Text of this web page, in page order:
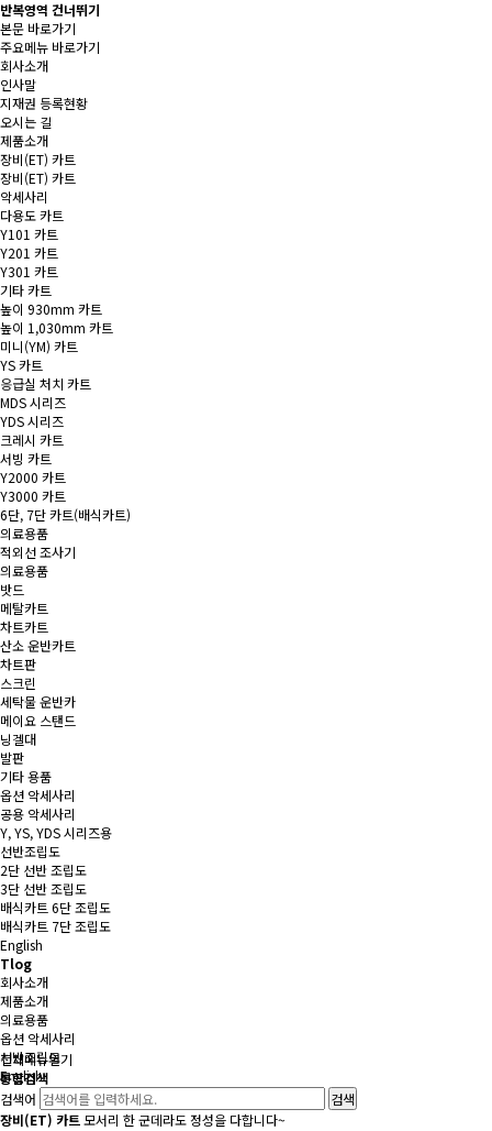
반복영역 건너뛰기
본문 바로가기
주요메뉴 바로가기
회사소개
인사말
지재권 등록현황
오시는 길
제품소개
장비(ET) 카트
장비(ET) 카트
악세사리
다용도 카트
Y101 카트
Y201 카트
Y301 카트
기타 카트
높이 930mm 카트
높이 1,030mm 카트
미니(YM) 카트
YS 카트
응급실 처치 카트
MDS 시리즈
YDS 시리즈
크레시 카트
서빙 카트
Y2000 카트
Y3000 카트
6단, 7단 카트(배식카트)
의료용품
적외선 조사기
의료용품
밧드
메탈카트
차트카트
산소 운반카트
차트판
스크린
세탁물 운반카
메이요 스탠드
닝겔대
발판
기타 용품
옵션 악세사리
공용 악세사리
Y, YS, YDS 시리즈용
선반조립도
2단 선반 조립도
3단 선반 조립도
배식카트 6단 조립도
배식카트 7단 조립도
English
Tlog
회사소개
제품소개
의료용품
옵션 악세사리
선반조립도
English
전체메뉴열기
통합검색
검색어
장비(ET) 카트모서리 한 군데라도 정성을 다합니다~